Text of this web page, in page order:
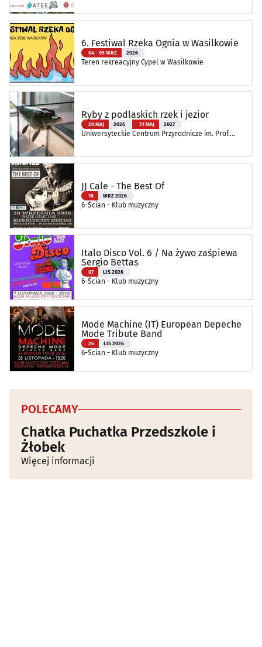
6. Festiwal Rzeka Ognia w Wasilkowie
04 - 05 WRZ 2026
Teren rekreacyjny Cypel w Wasilkowie
Ryby z podlaskich rzek i jezior
20 MAJ 2026 31 MAJ 2027
Uniwersyteckie Centrum Przyrodnicze im. Prof.
JJ Cale - The Best Of
18 WRZ 2026
6-Ścian - Klub muzyczny
Italo Disco Vol. 6 / Na żywo zaśpiewa
Sergio Bettas
07 LIS 2026
6-Ścian - Klub muzyczny
Mode Machine (IT) European Depeche
Mode Tribute Band
26 LIS 2026
6-Ścian - Klub muzyczny
POLECAMY
Chatka Puchatka Przedszkole i
Żłobek
Więcej informacji